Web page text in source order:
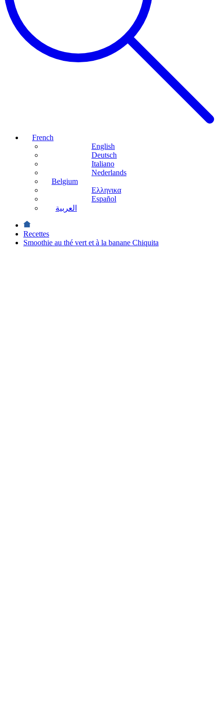
French
English
Deutsch
Italiano
Nederlands
Belgium
Ελληνικα
Español
العربية
Recettes
Smoothie au thé vert et à la banane Chiquita